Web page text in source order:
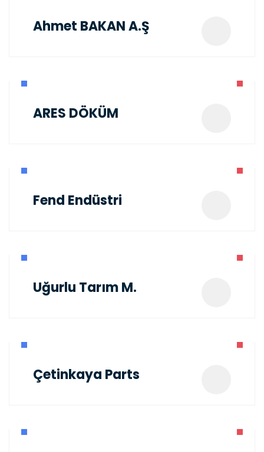
Ahmet BAKAN A.Ş
ARES DÖKÜM
Fend Endüstri
Uğurlu Tarım M.
Çetinkaya Parts